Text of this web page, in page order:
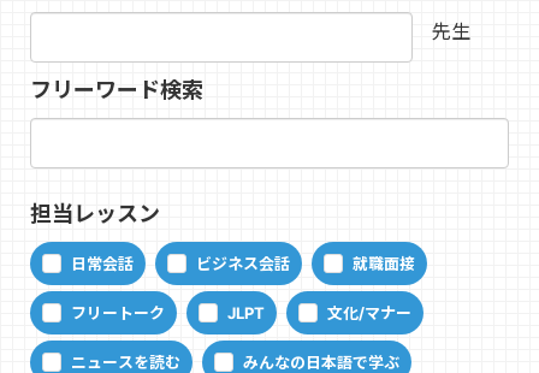
先生
フリーワード検索
担当レッスン
日常会話 ビジネス会話 就職面接
フリートーク JLPT 文化/マナー
ニュースを読む みんなの日本語で学ぶ